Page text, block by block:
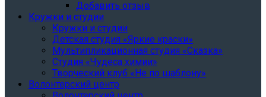
Добавить отзыв
Кружки и студии
Кружки и студии
Детская студия «Яркие краски»
Мультипликационная студия «Сказка»
Студия «Чудеса химии»
Творческий клуб «Не по шаблону»
Волонтерский центр